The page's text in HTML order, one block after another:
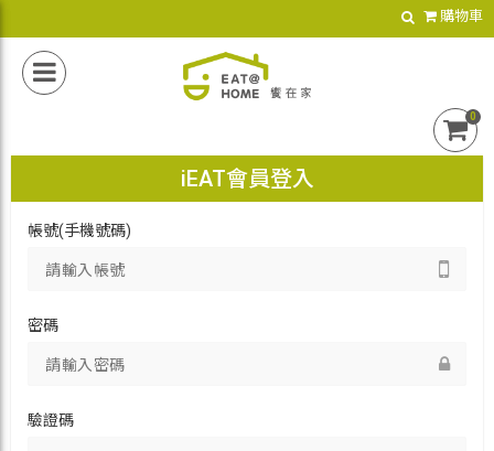
購物車
0
iEAT會員登入
帳號(手機號碼)
密碼
驗證碼